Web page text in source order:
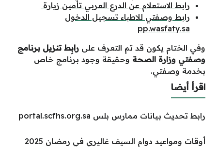
رابط الاستعلام عن الدرع العربي تأمين زيارة
رابط وصفتي للاطباء تسجيل الدخول
pp.wasfaty.sa
وفي الختام يكون قد تم التعرف على رابِط تنزيل برنامج
وصفتي وزارة الصحة وحقيقة وجود برنامج خاص
بخدمة وصفتي.
اقرأ أيضا
رابط تحديث بيانات ممارس بلس portal.scfhs.org.sa
أوقات ومواعيد دوام السيف غاليري في رمضان 2025